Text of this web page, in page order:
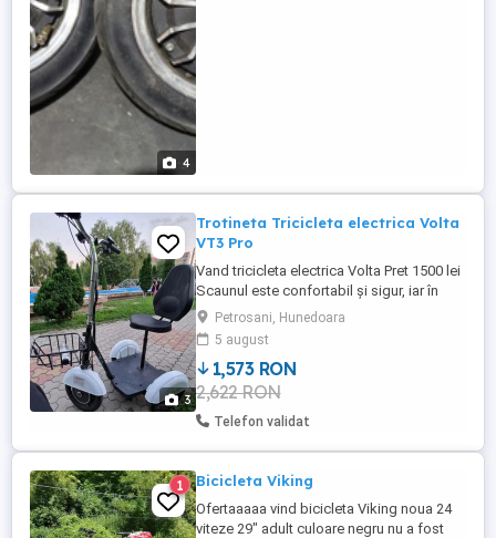
4
3
Trotineta Tricicleta electrica Volta
VT3 Pro
Vand tricicleta electrica Volta Pret 1500 lei
Scaunul este confortabil și sigur, iar în
partea din față VT3 dispune de un coș de
depozitare, util pentru cumpărături sau
pentru bagajele de zi cu zi. Cu o greutate
proprie de doar 55 kg și dimensiuni
compacte de 1120 x 800 x 1280 mm,
triciclul este ușor ...
Petrosani, Hunedoara
5 august
1,573 RON
2,622 RON
Telefon validat
1 Bicicleta Viking
Ofertaaaaa vind bicicleta Viking noua 24
viteze 29" adult culoare negru nu a fost